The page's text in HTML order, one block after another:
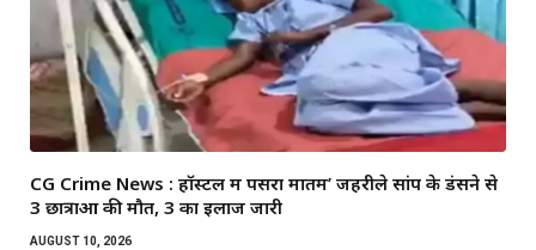
CG Crime News : हॉस्टल में पसरा मातम’ जहरीले सांप के डंसने से
3 छात्राओं की मौत, 3 का इलाज जारी
AUGUST 10, 2026